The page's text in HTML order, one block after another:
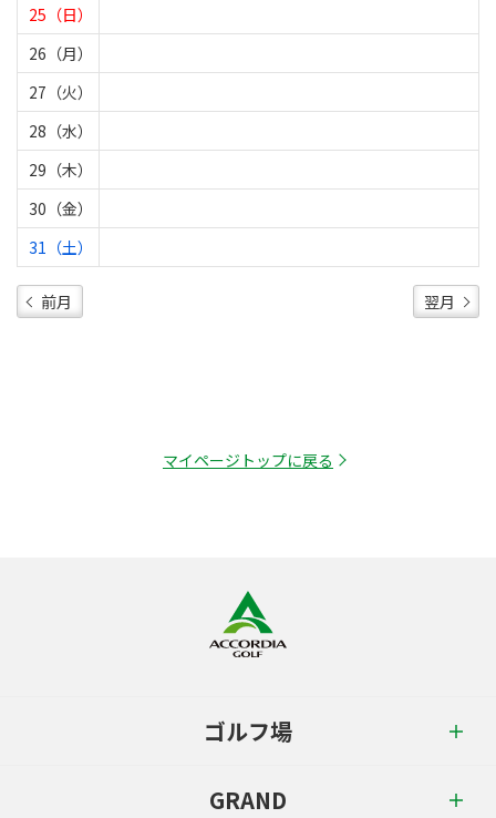
25（日）
26（月）
27（火）
28（水）
29（木）
30（金）
31（土）
前月 翌月
マイページトップに戻る
ゴルフ場
GRAND